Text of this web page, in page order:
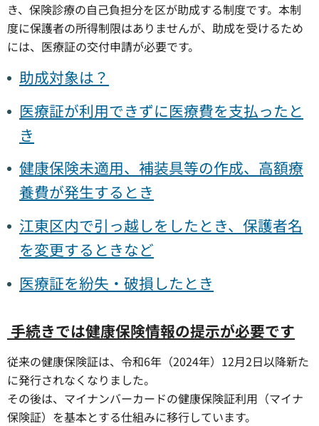
き、保険診療の自己負担分を区が助成する制度です。本制
度に保護者の所得制限はありませんが、助成を受けるため
には、医療証の交付申請が必要です。
助成対象は？
医療証が利用できずに医療費を支払ったと
き
健康保険未適用、補装具等の作成、高額療
養費が発生するとき
江東区内で引っ越しをしたとき、保護者名
を変更するときなど
医療証を紛失・破損したとき
手続きでは健康保険情報の提示が必要です
従来の健康保険証は、令和6年（2024年）12月2日以降新た
に発行されなくなりました。
その後は、マイナンバーカードの健康保険証利用（マイナ
保険証）を基本とする仕組みに移行しています。